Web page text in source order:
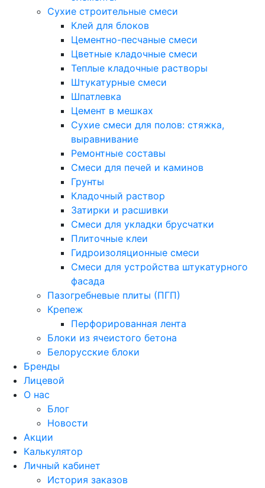
Сухие строительные смеси
Клей для блоков
Цементно-песчаные смеси
Цветные кладочные смеси
Теплые кладочные растворы
Штукатурные смеси
Шпатлевка
Цемент в мешках
Сухие смеси для полов: стяжка,
выравнивание
Ремонтные составы
Смеси для печей и каминов
Грунты
Кладочный раствор
Затирки и расшивки
Смеси для укладки брусчатки
Плиточные клеи
Гидроизоляционные смеси
Смеси для устройства штукатурного
фасада
Пазогребневые плиты (ПГП)
Крепеж
Перфорированная лента
Блоки из ячеистого бетона
Белорусские блоки
Бренды
Лицевой
О нас
Блог
Новости
Акции
Калькулятор
Личный кабинет
История заказов